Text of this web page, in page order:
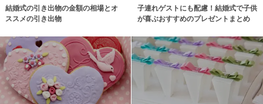
結婚式の引き出物の金額の相場とオ
ススメの引き出物
子連れゲストにも配慮！結婚式で子供
が喜ぶおすすめのプレゼントまとめ